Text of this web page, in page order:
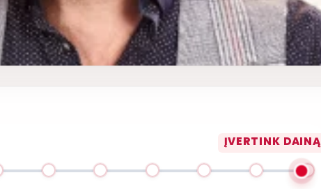
ĮVERTINK DAINĄ